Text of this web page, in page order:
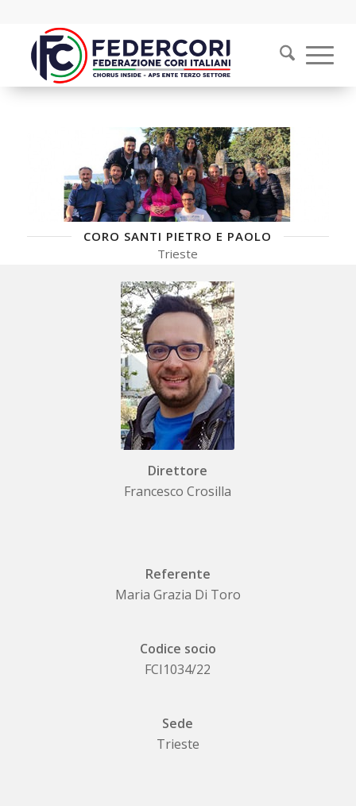
CORO SANTI PIETRO E PAOLO
Trieste
Direttore
Francesco Crosilla
Referente
Maria Grazia Di Toro
Codice socio
FCI1034/22
Sede
Trieste